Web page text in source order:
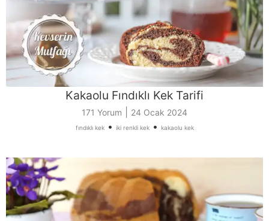
Kakaolu Fındıklı Kek Tarifi
171 Yorum 24 Ocak 2024
fındıklı kek• iki renkli kek• kakaolu kek